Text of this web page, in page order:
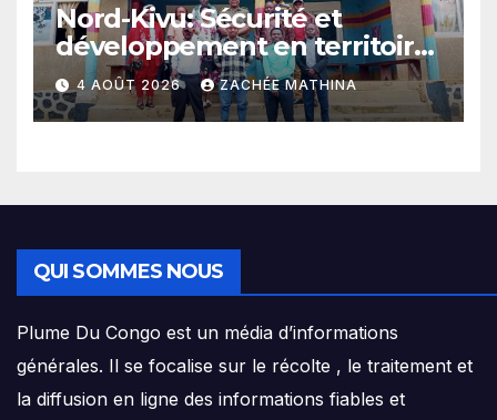
Nord-Kivu: Sécurité et
développement en territoire
de Beni, l’Hon. Jules Mathe
prône l’exemple d’un
mandat connecté à sa base
4 AOÛT 2026 ZACHÉE MATHINA
QUI SOMMES NOUS
Plume Du Congo est un média d’informations
générales. Il se focalise sur le récolte , le traitement et
la diffusion en ligne des informations fiables et